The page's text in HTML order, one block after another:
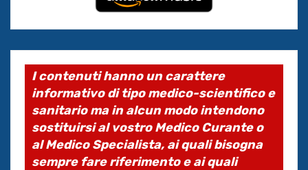
I contenuti hanno un carattere
informativo di tipo medico-scientifico e
sanitario ma in alcun modo intendono
sostituirsi al vostro Medico Curante o
al Medico Specialista, ai quali bisogna
sempre fare riferimento e ai quali